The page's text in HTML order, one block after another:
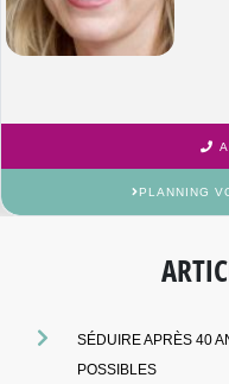
PLANNING
SÉDUIRE APRÈS 40
POSSIBLES